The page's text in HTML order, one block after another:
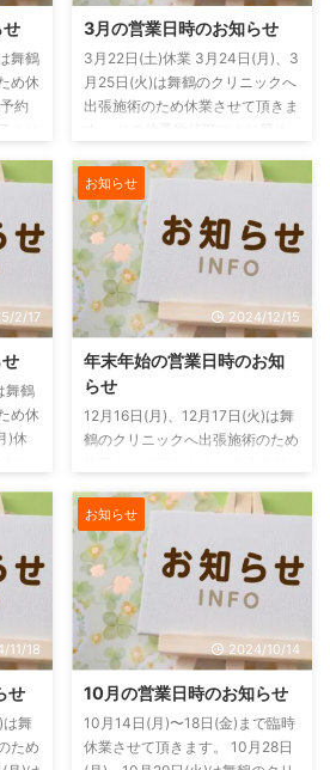
せ
舞鶴
め休
約
お願
ら
場合
お問
し
3月の営業日時のお知らせ
3月22日(土)休業 3月24日(月)、3
月25日(火)は舞鶴のクリニックへ
出張施術のため休業させて頂きま
もありますのでご予約の方はお早
めにご連絡をお願いいたします。
電話がつながらない場合もありま
すのでその場合には、ご連絡は
LINE または お問い合わせフォー
ム からお願いします。
2/17
舞鶴
め休
)休
早め
りま
は
ー
お知らせ
2024/12/15
年末年始の営業日時のお知
らせ
12月16日(月)、12月17日(火)は舞
鶴のクリニックへ出張施術のため
休業させて頂きます。 その他予
約状況により早めに営業を終了さ
せていただく場合もありますので
ご予約の方はお早めにご連絡をお
願いいたします。 電話がつなが
らない場合もありますのでその場
合には、ご連絡はLINE または お
します。
11/18
せ
は舞
ため
お知らせ
2024/10/14
10月の営業日時のお知らせ
10月14日(月)〜18日(金)まで臨時
休業させて頂きます。 10月28日